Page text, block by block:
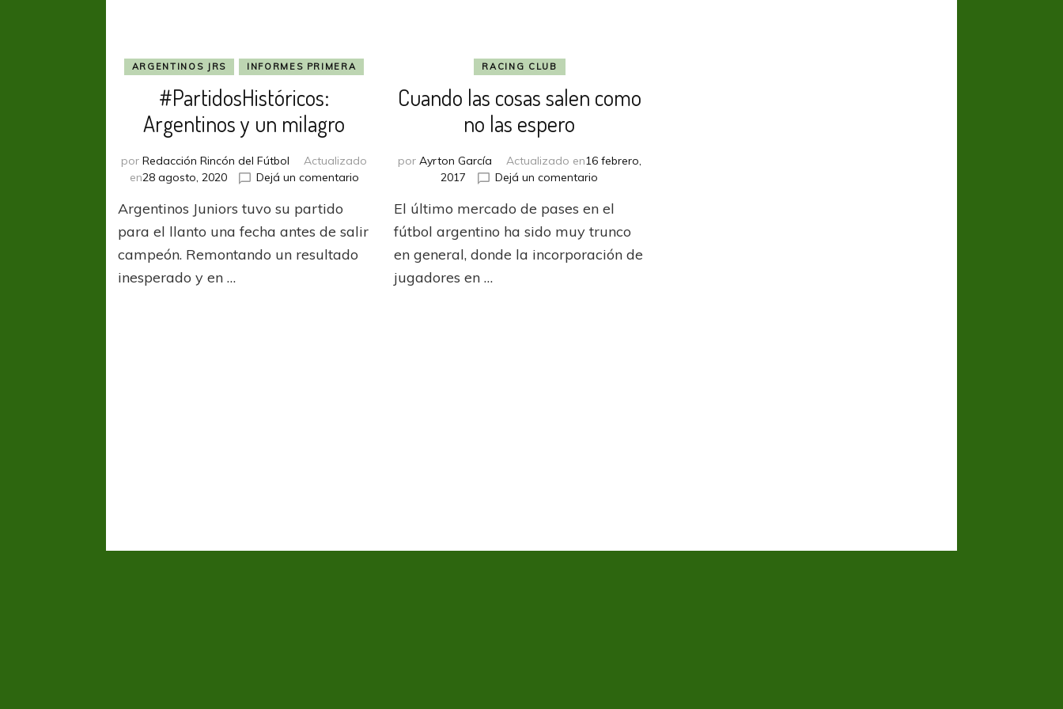
ARGENTINOS JRS INFORMES PRIMERA
#PartidosHistóricos:
Argentinos y un milagro
porRedacción Rincón del Fútbol
Actualizado
en28 agosto, 2020 Dejá un comentarioen
Argentinos
y
milagro
Argentinos Juniors tuvo su partido
para el llanto una fecha antes de salir
campeón. Remontando un resultado
inesperado y en …
RACING CLUB
Cuando las cosas salen como
no las espero
por Ayrton García Actualizado en16 febrero,
2017
Dejá un comentario
las
cosas
como
El último mercado de pases en el
fútbol argentino ha sido muy trunco
en general, donde la incorporación de
jugadores en …